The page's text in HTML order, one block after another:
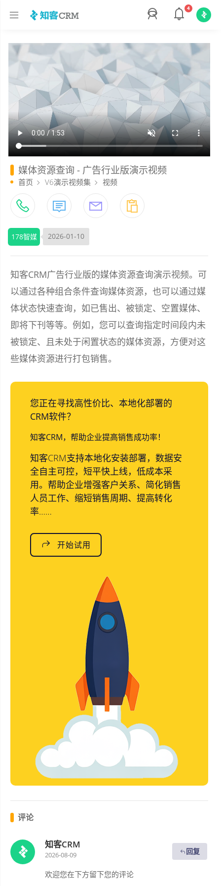
4
媒体资源查询 - 广告行业版演示视频
首页 V6演示视频集 视频
178智媒 2026-01-10
知客CRM广告行业版的媒体资源查询演示视频。可
以通过各种组合条件查询媒体资源，也可以通过媒
体状态快速查询，如已售出、被锁定、空置媒体、
即将下刊等等。例如，您可以查询指定时间段内未
被锁定、且未处于闲置状态的媒体资源，方便对这
些媒体资源进行打包销售。
您正在寻找高性价比、本地化部署的
CRM软件？
知客CRM，帮助企业提高销售成功率！
知客CRM支持本地化安装部署，数据安
全自主可控，短平快上线，低成本采
用。帮助企业增强客户关系、简化销售
人员工作、缩短销售周期、提高转化
率……
开始试用
评论
知客CRM
2026-08-09 回复
欢迎您在下方留下您的评论